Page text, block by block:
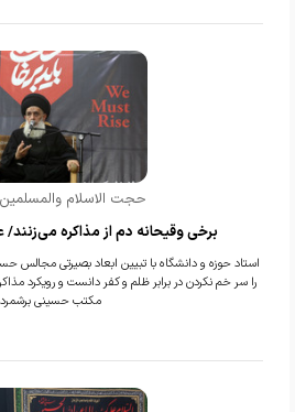
حجت الاسلام
برخی وقیحانه دم از مذاکره
استاد حوزه و دانشگاه با تبیین ابعاد بصیرتی
را سر خم نکردن در برابر ظلم و کفر دانست و رویکرد
مکتب حسینی